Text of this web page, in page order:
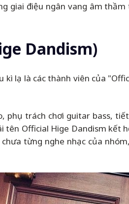
giai điệu ngân vang âm
Dandism)
lạ là các thành viên của
phụ trách chơi guitar bass,
Official Hige Dandism kết
từng nghe nhạc của